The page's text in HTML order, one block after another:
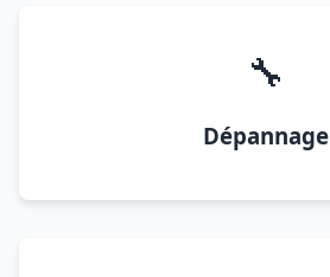
🔧
Dépannage